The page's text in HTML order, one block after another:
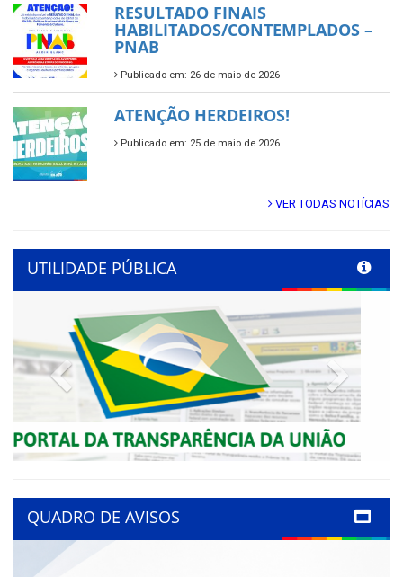
RESULTADO FINAIS
HABILITADOS/CONTEMPLADOS –
PNAB
Publicado em: 26 de maio de 2026
ATENÇÃO HERDEIROS!
Publicado em: 25 de maio de 2026
VER TODAS NOTÍCIAS
UTILIDADE PÚBLICA
Previous
QUADRO DE AVISOS